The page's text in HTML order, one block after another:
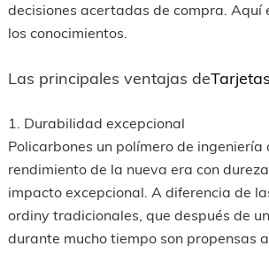
decisiones acertadas de compra. Aquí
los conocimientos.
Las principales ventajas de
1. Durabilidad excepcional
Policarbones un polímero de ingeniería
rendimiento de la nueva era con
impacto excepcional. A diferencia de
ordiny tradicionales, que después de
durante mucho tiempo son propensas